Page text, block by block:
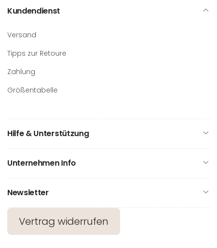
Kundendienst
Versand
Tipps zur Retoure
Zahlung
Größentabelle
Hilfe & Unterstützung
Unternehmen Info
Newsletter
Vertrag widerrufen